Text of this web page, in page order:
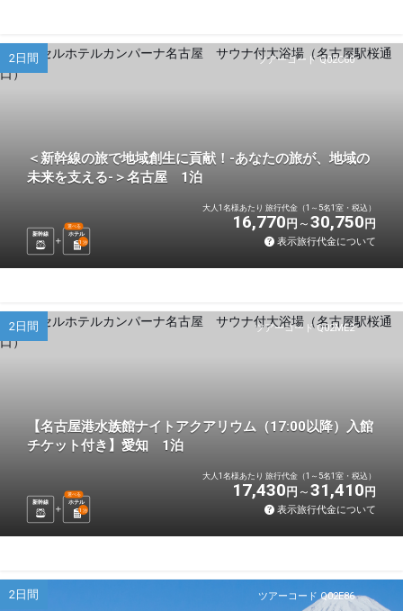
ツアーコード Q02C60
2日間
＜新幹線の旅で地域創生に貢献！-あなたの旅が、地域の
未来を支える-＞名古屋 1泊
新幹線 ホテル
選べる
1 泊
大人1名様あたり 旅行代金（1～5名1室・税込）
16,770 円 30,750 円
表示旅行代金について
ツアーコード Q02ME2
2日間
【名古屋港水族館ナイトアクアリウム（17:00以降）入館
チケット付き】愛知 1泊
新幹線 ホテル
選べる
1 泊
大人1名様あたり 旅行代金（1～5名1室・税込）
17,430 円 31,410 円
表示旅行代金について
ツアーコード Q02E86
2日間